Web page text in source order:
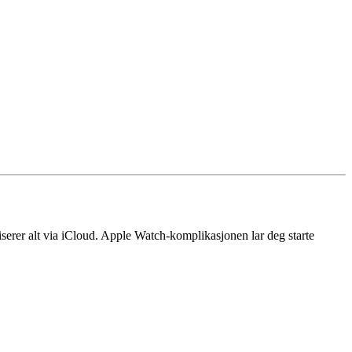
alt via iCloud. Apple Watch-komplikasjonen lar deg starte